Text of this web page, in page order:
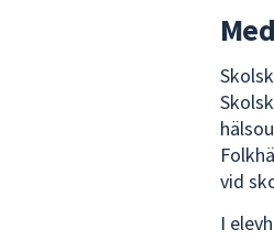
vid
I